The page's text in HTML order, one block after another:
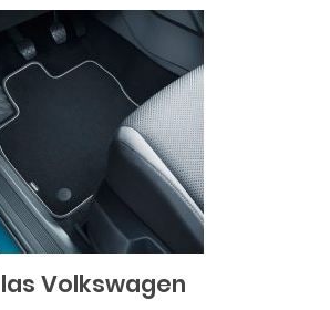
Volkswagen